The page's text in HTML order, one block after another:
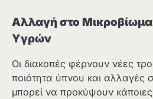
Αλλαγή στο
Υγρών
Οι διακοπές φέρνουν νέες
ποιότητα ύπνου και αλλαγές
μπορεί να προκύψουν